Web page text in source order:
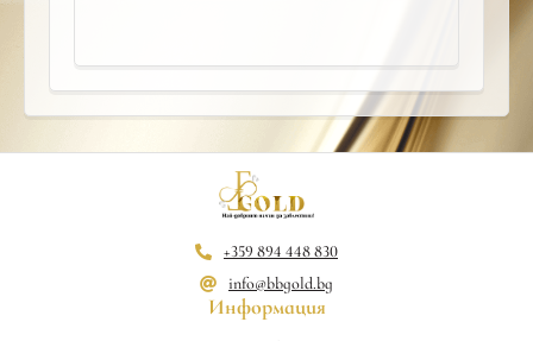
+359 894 448 830
info@bbgold.bg
Информация